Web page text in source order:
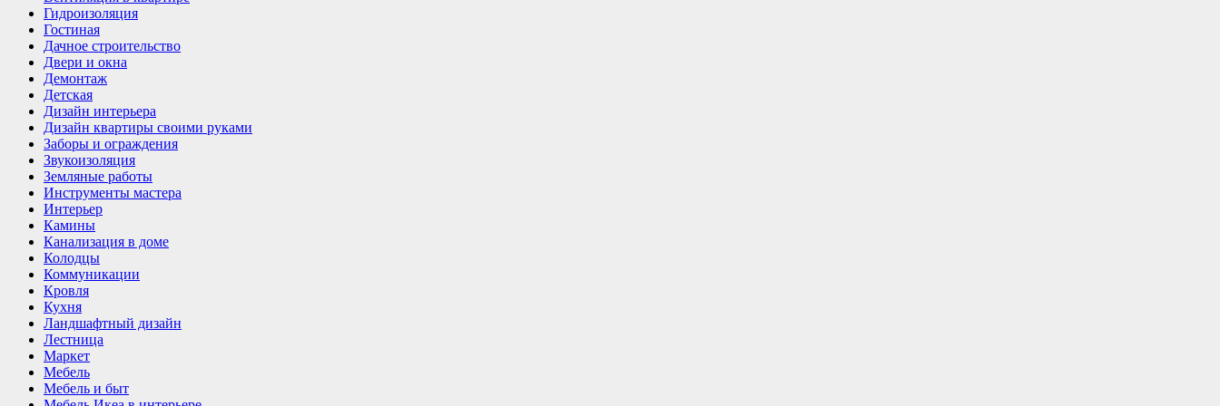
Гидроизоляция
Гостиная
Дачное строительство
Двери и окна
Демонтаж
Детская
Дизайн интерьера
Дизайн квартиры своими руками
Заборы и ограждения
Звукоизоляция
Земляные работы
Инструменты мастера
Интерьер
Камины
Канализация в доме
Колодцы
Коммуникации
Кровля
Кухня
Ландшафтный дизайн
Лестница
Маркет
Мебель
Мебель и быт